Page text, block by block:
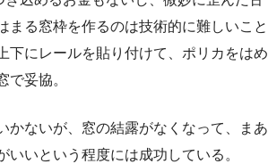
まる窓枠を作るのは技術的に難しいこと
下にレールを貼り付けて、ポリカをはめ
で妥協。
かないが、窓の結露がなくなって、まあ
いいという程度には成功している。